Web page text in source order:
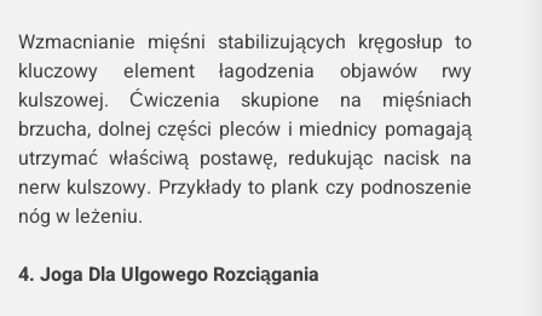
Wzmacnianie mięśni stabilizujących kręgosłup to
kluczowy element łagodzenia objawów rwy
kulszowej. Ćwiczenia skupione na mięśniach
brzucha, dolnej części pleców i miednicy pomagają
utrzymać właściwą postawę, redukując nacisk na
nerw kulszowy. Przykłady to plank czy podnoszenie
nóg w leżeniu.
4. Joga Dla Ulgowego Rozciągania